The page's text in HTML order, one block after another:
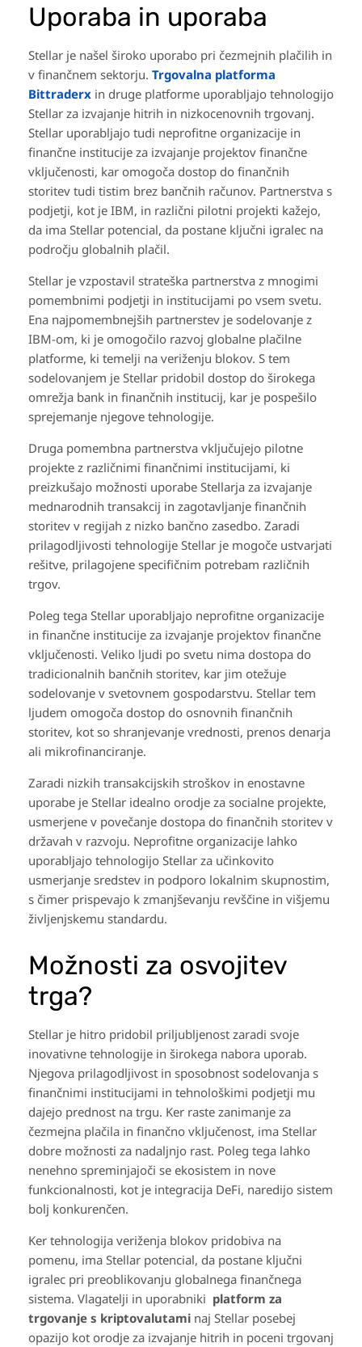
Uporaba in uporaba
Stellar je našel široko uporabo pri čezmejnih plačilih in
v finančnem sektorju. Trgovalna platforma
Bittraderx in druge platforme uporabljajo tehnologijo
Stellar za izvajanje hitrih in nizkocenovnih trgovanj.
Stellar uporabljajo tudi neprofitne organizacije in
finančne institucije za izvajanje projektov finančne
vključenosti, kar omogoča dostop do finančnih
storitev tudi tistim brez bančnih računov. Partnerstva s
podjetji, kot je IBM, in različni pilotni projekti kažejo,
da ima Stellar potencial, da postane ključni igralec na
področju globalnih plačil.
Stellar je vzpostavil strateška partnerstva z mnogimi
pomembnimi podjetji in institucijami po vsem svetu.
Ena najpomembnejših partnerstev je sodelovanje z
IBM-om, ki je omogočilo razvoj globalne plačilne
platforme, ki temelji na veriženju blokov. S tem
sodelovanjem je Stellar pridobil dostop do širokega
omrežja bank in finančnih institucij, kar je pospešilo
sprejemanje njegove tehnologije.
Druga pomembna partnerstva vključujejo pilotne
projekte z različnimi finančnimi institucijami, ki
preizkušajo možnosti uporabe Stellarja za izvajanje
mednarodnih transakcij in zagotavljanje finančnih
storitev v regijah z nizko bančno zasedbo. Zaradi
prilagodljivosti tehnologije Stellar je mogoče ustvarjati
rešitve, prilagojene specifičnim potrebam različnih
trgov.
Poleg tega Stellar uporabljajo neprofitne organizacije
in finančne institucije za izvajanje projektov finančne
vključenosti. Veliko ljudi po svetu nima dostopa do
tradicionalnih bančnih storitev, kar jim otežuje
sodelovanje v svetovnem gospodarstvu. Stellar tem
ljudem omogoča dostop do osnovnih finančnih
storitev, kot so shranjevanje vrednosti, prenos denarja
ali mikrofinanciranje.
Zaradi nizkih transakcijskih stroškov in enostavne
uporabe je Stellar idealno orodje za socialne projekte,
usmerjene v povečanje dostopa do finančnih storitev v
državah v razvoju. Neprofitne organizacije lahko
uporabljajo tehnologijo Stellar za učinkovito
usmerjanje sredstev in podporo lokalnim skupnostim,
s čimer prispevajo k zmanjševanju revščine in višjemu
življenjskemu standardu.
Možnosti za osvojitev
trga?
Stellar je hitro pridobil priljubljenost zaradi svoje
inovativne tehnologije in širokega nabora uporab.
Njegova prilagodljivost in sposobnost sodelovanja s
finančnimi institucijami in tehnološkimi podjetji mu
dajejo prednost na trgu. Ker raste zanimanje za
čezmejna plačila in finančno vključenost, ima Stellar
dobre možnosti za nadaljnjo rast. Poleg tega lahko
nenehno spreminjajoči se ekosistem in nove
funkcionalnosti, kot je integracija DeFi, naredijo sistem
bolj konkurenčen.
Ker tehnologija veriženja blokov pridobiva na
pomenu, ima Stellar potencial, da postane ključni
igralec pri preoblikovanju globalnega finančnega
sistema. Vlagatelji in uporabniki platform za
trgovanje s kriptovalutami naj Stellar posebej
opazijo kot orodje za izvajanje hitrih in poceni trgovanj